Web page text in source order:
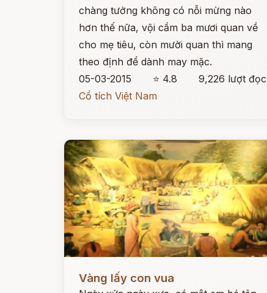
chàng tưởng không có nỗi mừng nào
hơn thế nữa, vội cầm ba mươi quan về
cho mẹ tiêu, còn mười quan thì mang
theo định để dành may mặc.
05-03-2015
⭐ 4.8
9,226 lượt đọc
Cổ tích Việt Nam
Vàng lấy con vua